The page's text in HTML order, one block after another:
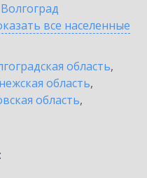
Волгоград
все населенные
область,
область,
область,